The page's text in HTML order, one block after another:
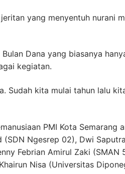
yang menyentuh nurani
Dana yang biasanya
kegiatan.
Sudah kita mulai tahun lalu
PMI Kota Semarang
Ngesrep 02), Dwi
Febrian Amirul Zaki (SMAN
Nisa (Universitas